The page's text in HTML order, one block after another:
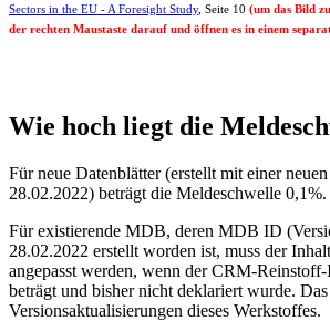
Sectors in the EU - A Foresight Study, Seite 10 (um das Bild
der rechten Maustaste darauf und öffnen es in einem
Wie hoch liegt die
Für neue Datenblätter (erstellt mit einer
28.02.2022) beträgt die Meldeschwelle 0,1%.
Für existierende MDB, deren MDB ID
28.02.2022 erstellt worden ist, muss der
angepasst werden, wenn der CRM-
beträgt und bisher nicht deklariert wurde.
Versionsaktualisierungen dieses Werkstoffes.